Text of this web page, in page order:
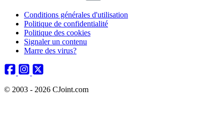
Conditions générales d'utilisation
Politique de confidentialité
Politique des cookies
Signaler un contenu
Marre des virus?
© 2003 - 2026 CJoint.com